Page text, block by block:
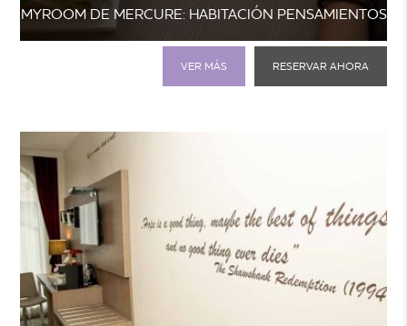
MYROOM DE MERCURE: HABITACIÓN PENSAMIENTOS
POSITIVOS RESERVAR AHORA
VER MÁS